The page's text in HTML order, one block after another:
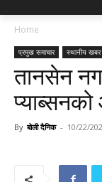
Home
प्रमुख समाचार स्थानीय खबर
तानसेन
प्याब्सनको
By बोली दैनिक - 10/22/